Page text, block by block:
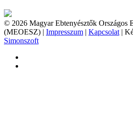
© 2026 Magyar Ebtenyésztők Országos
(MEOESZ) | Impresszum | Kapcsolat |
Simonszoft